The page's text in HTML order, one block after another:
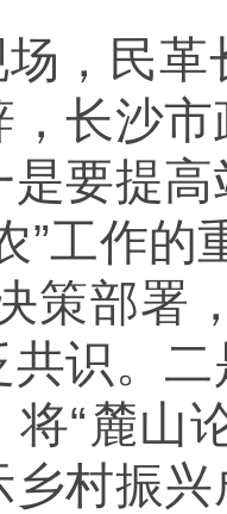
，民
，长沙
是要提
”工作
策部署
共识。
将“麓山
乡村振